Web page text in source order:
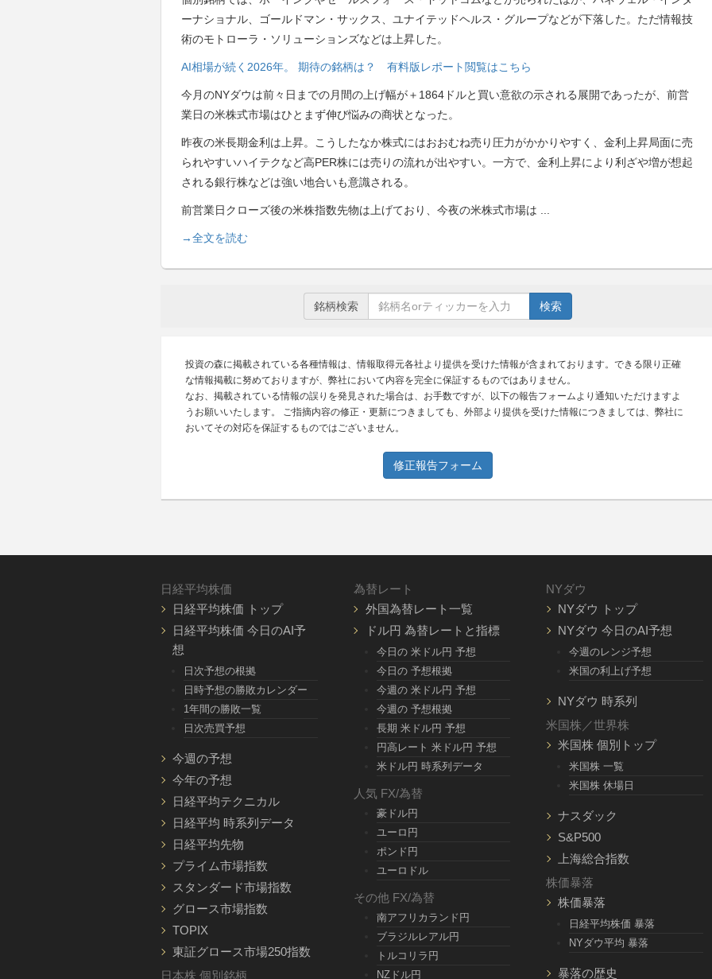
ーナショナル、ゴールドマン・サックス、ユナイテッドヘルス・グループなどが下落した。ただ情報技
術のモトローラ・ソリューションズなどは上昇した。
AI相場が続く2026年。 期待の銘柄は？ 有料版レポート閲覧はこちら
今月のNYダウは前々日までの月間の上げ幅が＋1864ドルと買い意欲の示される展開であったが、前営
業日の米株式市場はひとまず伸び悩みの商状となった。
昨夜の米長期金利は上昇。こうしたなか株式にはおおむね売り圧力がかかりやすく、金利上昇局面に売
られやすいハイテクなど高PER株には売りの流れが出やすい。一方で、金利上昇により利ざや増が想起
される銀行株などは強い地合いも意識される。
前営業日クローズ後の米株指数先物は上げており、今夜の米株式市場は
→全文を読む
銘柄検索 検索
投資の森に掲載されている各種情報は、情報取得元各社より提供を受けた情報が含まれております。できる限り正確
な情報掲載に努めておりますが、弊社において内容を完全に保証するものではありません。
なお、掲載されている情報の誤りを発見された場合は、お手数ですが、以下の報告フォームより通知いただけますよ
うお願いいたします。 ご指摘内容の修正・更新につきましても、外部より提供を受けた情報につきましては、弊社に
おいてその対応を保証するものではございません。
修正報告フォーム
日経平均株価
日経平均株価 トップ
日経平均株価 今日のAI予
想
日次予想の根拠
日時予想の勝敗カレンダー
1年間の勝敗一覧
日次売買予想
今週の予想
今年の予想
日経平均テクニカル
日経平均 時系列データ
日経平均先物
プライム市場指数
スタンダード市場指数
グロース市場指数
TOPIX
東証グロース市場250指数
日本株 個別銘柄
為替レート
外国為替レート一覧
ドル円 為替レートと指標
今日の 米ドル円 予想
今日の 予想根拠
今週の 米ドル円 予想
今週の 予想根拠
長期 米ドル円 予想
円高レート 米ドル円 予想
米ドル円 時系列データ
人気 FX/為替
豪ドル円
ユーロ円
ポンド円
ユーロドル
その他 FX/為替
南アフリカランド円
ブラジルレアル円
トルコリラ円
NZドル円
NYダウ
NYダウ トップ
NYダウ 今日のAI予想
今週のレンジ予想
米国の利上げ予想
NYダウ 時系列
米国株／世界株
米国株 個別トップ
米国株 一覧
米国株 休場日
ナスダック
S&P500
上海総合指数
株価暴落
株価暴落
日経平均株価 暴落
NYダウ平均 暴落
暴落の歴史